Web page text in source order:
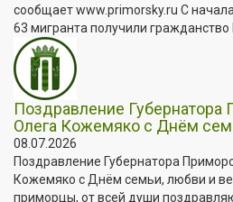
сообщает www.primorsky.ru С
63 мигранта получили гражданство
Поздравление Губернатора
Олега Кожемяко с Днём
08.07.2026
Поздравление Губернатора
Кожемяко с Днём семьи, любви и
приморцы, от всей души поздравляю